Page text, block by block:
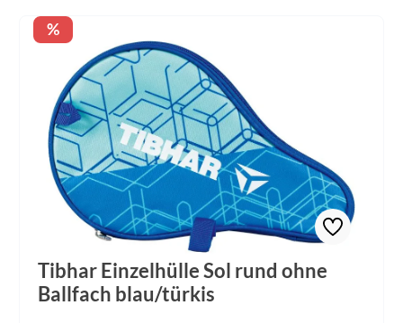
Rabatt
%
Tibhar Einzelhülle Sol rund ohne
Ballfach blau/türkis